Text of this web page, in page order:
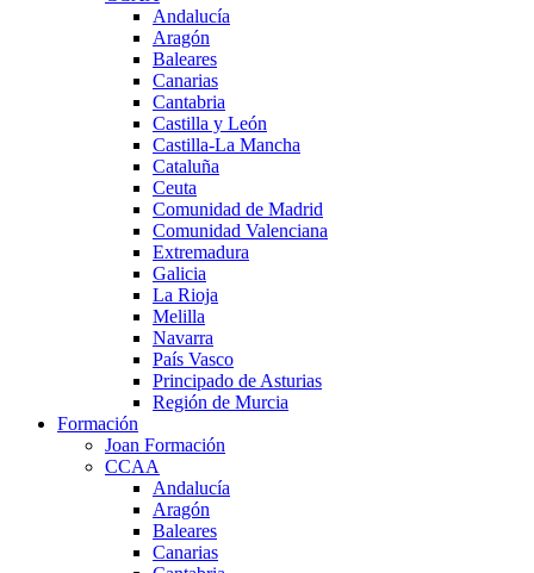
Andalucía
Aragón
Baleares
Canarias
Cantabria
Castilla y León
Castilla-La Mancha
Cataluña
Ceuta
Comunidad de Madrid
Comunidad Valenciana
Extremadura
Galicia
La Rioja
Melilla
Navarra
País Vasco
Principado de Asturias
Región de Murcia
Formación
Joan Formación
CCAA
Andalucía
Aragón
Baleares
Canarias